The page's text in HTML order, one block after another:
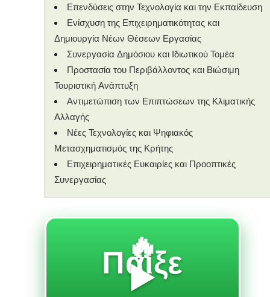
Επενδύσεις στην Τεχνολογία και την Εκπαίδευση
Ενίσχυση της Επιχειρηματικότητας και
Δημιουργία Νέων Θέσεων Εργασίας
Συνεργασία Δημόσιου και Ιδιωτικού Τομέα
Προστασία του Περιβάλλοντος και Βιώσιμη
Τουριστική Ανάπτυξη
Αντιμετώπιση των Επιπτώσεων της Κλιματικής
Αλλαγής
Νέες Τεχνολογίες και Ψηφιακός
Μετασχηματισμός της Κρήτης
Επιχειρηματικές Ευκαιρίες και Προοπτικές
Συνεργασίας
🔥
Παίξε
▶️